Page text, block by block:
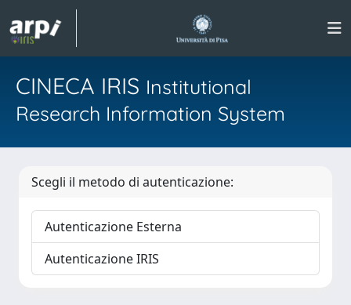
CINECA IRIS Institutional
Research Information System
Scegli il metodo di autenticazione:
Autenticazione Esterna
Autenticazione IRIS